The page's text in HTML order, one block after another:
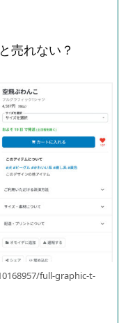
売れない？
full-graphic-t-